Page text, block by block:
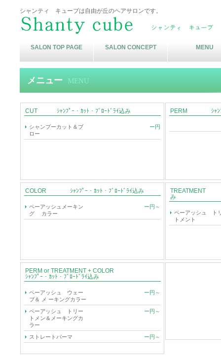
シャンティ キューブは自由が丘のヘアサロンです。
メニュー MENU
CUT ｼｬﾝﾌﾟｰ・ｶｯﾄ・ﾌﾞﾛｰﾄﾞﾗｲ込み
シャンプーカット＆ブ
ロー
ー円
PERM ｼｬﾝﾌﾟｰ
COLOR ｼｬﾝﾌﾟｰ・ｶｯﾄ・ﾌﾞﾛｰﾄﾞﾗｲ込み
ペーアッシュメーキン
グ カラー
ー円～
TREATMENT ｼｬ
み
ペーアッシュ ト
トメント
PERM or TREATMENT + COLOR
ｼｬﾝﾌﾟｰ・ｶｯﾄ・ﾌﾞﾛｰﾄﾞﾗｲ込み
ペーアッシュ ウェー
ブ＆ メ ーキングカラー
ー円～
ペーアッシュ トリー
トメン＆メーキングカ
ラー
ー円～
ストレートパーマ ー円～
SALON TOP PAGE SALON CONCEPT MENU